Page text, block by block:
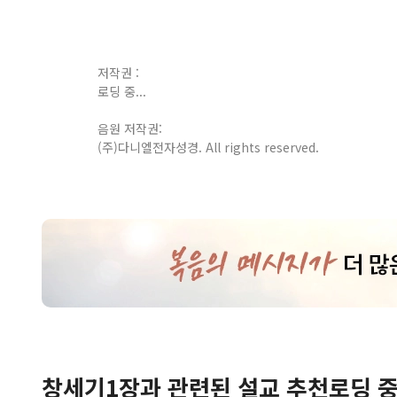
저작권 :
로딩 중...
음원 저작권:
(주)다니엘전자성경. All rights reserved.
창세기1장과 관련된 설교 추천로딩